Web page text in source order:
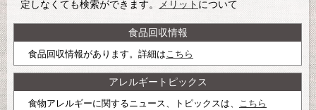
定しなくても検索ができます。
メリット について
食品回収情報
食品回収情報があります。詳細はこちら
アレルギートピックス
食物アレルギーに関するニュース、トピックスは、 こちら